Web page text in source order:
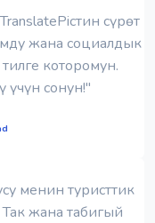
сүрөт
жана социалдык
которомун.
үчүн сонун!"
менин туристтик
жана табигый